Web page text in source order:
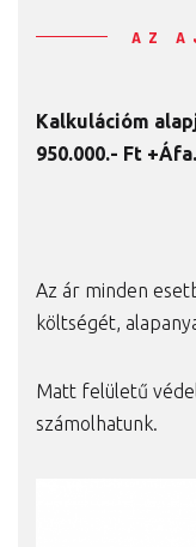
AZ
Kalkulációm
950.000.- Ft +Áfa.
Az ár minden
költségét,
Matt felületű
számolhatunk.